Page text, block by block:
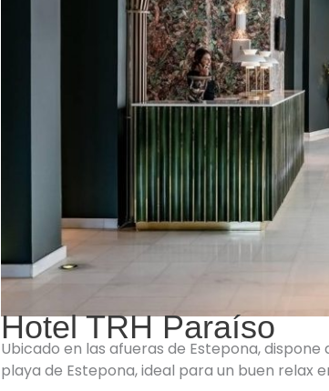
Hotel TRH Paraíso
Ubicado en las afueras de Estepona,
playa de Estepona, ideal para un buen relax